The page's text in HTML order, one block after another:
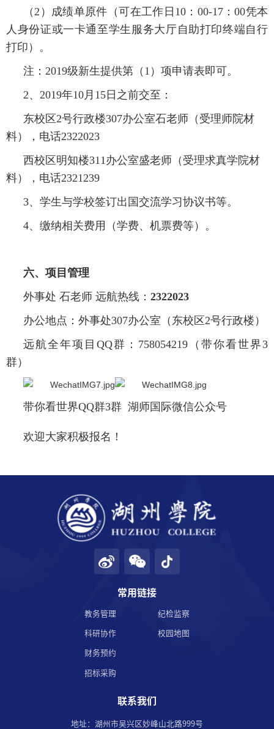
（2）成绩单原件（可在工作日10：00-17：00凭本
人身份证或一卡通至学生服务大厅自助打印终端自行
打印）。
注：2019级新生提供第（1）项申请表即可。
2、2019年10月15日之前交至：
东校区2号行政楼307办公室石老师（受理师院材
料），电话2322023
西校区明知楼311办公室盛老师（受理求真学院材
料），电话2321239
3、学生与学校签订出国交流学习协议书等。
4、缴纳相关费用（学费、机票费等）。
六、项目管理
外事处 石老师 远航热线： 2322023
办公地点：外事处307办公室（东校区2号行政楼）
远航全年项目QQ群：758054219（带你看世界3
群）
带你看世界QQ群3群 湖师国际微信公众号
欢迎大家积极报名！
常用链接
教务管理
科研协作
财务预约
招标采购
纪检监察
校园地图
联系我们
地址：湖州市吴兴区妙峰山北路999号